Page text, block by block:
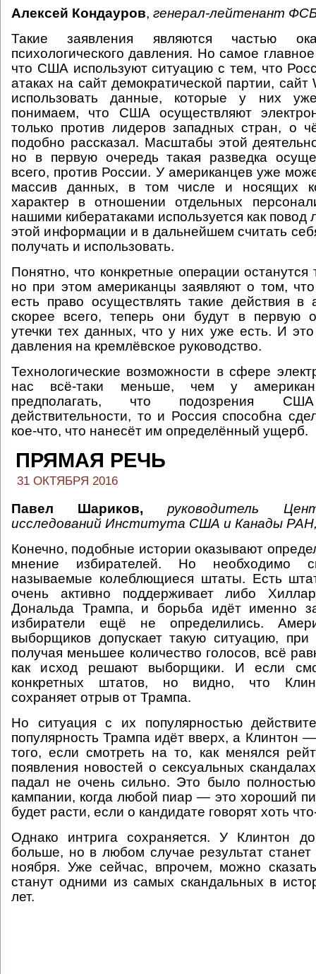
Алексей Кондауров, генерал-лейтенант
Такие заявления являются частью
психологического давления. Но самое
что США используют ситуацию с тем, что
атаках на сайт демократической партии, сайт
использовать данные, которые у них
понимаем, что США осуществляют
только против лидеров западных стран, о
подобно рассказал. Масштабы этой
но в первую очередь такая разведка
всего, против России. У американцев уже
массив данных, в том числе и носящих
характер в отношении отдельных
нашими кибератаками используется как повод
этой информации и в дальнейшем считать
получать и использовать.
Понятно, что конкретные операции
но при этом американцы заявляют о том,
есть право осуществлять такие действия
скорее всего, теперь они будут в первую
утечки тех данных, что у них уже есть. И
давления на кремлёвское руководство.
Технологические возможности в сфере
нас всё-таки меньше, чем у
предполагать, что подозрения США
действительности, то и Россия способна
кое-что, что нанесёт им определённый ущерб.
ПРЯМАЯ РЕЧЬ
31 ОКТЯБРЯ 2016
Павел Шариков,
руководитель
исследований Института США и Канады
Конечно, подобные истории оказывают
мнение избирателей. Но необходимо
называемые колеблющиеся штаты. Есть
очень активно поддерживает либо
Дональда Трампа, и борьба идёт именно
избиратели ещё не определились.
выборщиков допускает такую ситуацию, при
получая меньшее количество голосов, всё
как исход решают выборщики. И если
конкретных штатов, но видно, что
сохраняет отрыв от Трампа.
Но ситуация с их популярностью
популярность Трампа идёт вверх, а Клинтон
того, если смотреть на то, как менялся
появления новостей о сексуальных
падал не очень сильно. Это было
кампании, когда любой пиар — это хороший
будет расти, если о кандидате говорят хоть
Однако интрига сохраняется. У Клинтон
больше, но в любом случае результат станет
ноября. Уже сейчас, впрочем, можно
станут одними из самых скандальных в
лет.